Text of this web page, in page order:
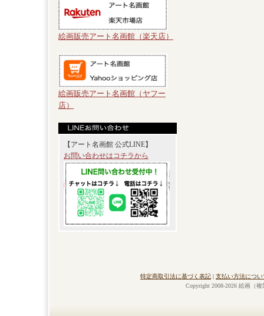
絵画販売アート名画館（楽天店）
絵画販売アート名画館（ヤフー
店）
【アート名画館 公式LINE】
お問い合わせはコチラから
特定商取引法に基づく表記 | 支払い方法につい
Copyright 2008-2026 絵画（